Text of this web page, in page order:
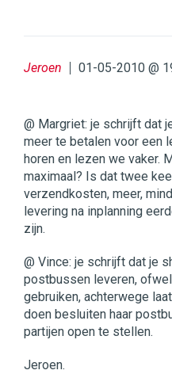
Jeroen 01-05-2010 @
@ Margriet: je schrijft dat
meer te betalen voor een
horen en lezen we vaker.
maximaal? Is dat twee
verzendkosten, meer,
levering na inplanning
zijn.
@ Vince: je schrijft dat je
postbussen leveren,
gebruiken, achterwege
doen besluiten haar
partijen open te stellen.
Jeroen.